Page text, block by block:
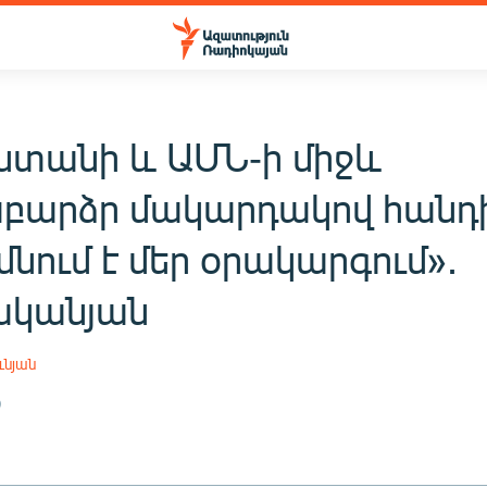
և ԱՄՆ-ի միջև
մակարդակով
է մեր օրակարգում»․